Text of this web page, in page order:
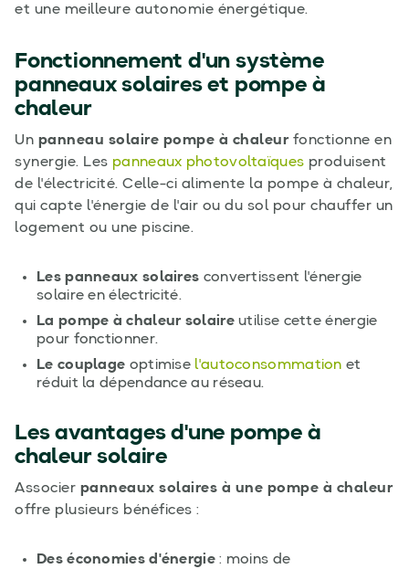
et une meilleure autonomie énergétique.
Fonctionnement d'un système
panneaux solaires et pompe à
chaleur
Un panneau solaire pompe à chaleur fonctionne en
synergie. Les panneaux photovoltaïques produisent
de l'électricité. Celle-ci alimente la pompe à chaleur,
qui capte l'énergie de l'air ou du sol pour chauffer un
logement ou une piscine.
Les panneaux solaires convertissent l'énergie
solaire en électricité.
La pompe à chaleur solaireutilise cette énergie
pour fonctionner.
Le couplage optimise l'autoconsommation et
réduit la dépendance au réseau.
Les avantages d'une pompe à
chaleur solaire
Associer panneaux solaires à une pompe à chaleur
offre plusieurs bénéfices :
Des économies d'énergie: moins de